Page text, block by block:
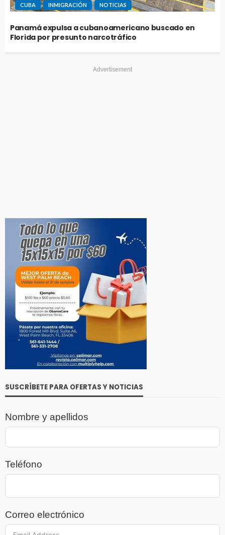
CUBA INMIGRACIÓN NOTICIAS
Panamá expulsa a cubanoamericano buscado en
Florida por presunto narcotráfico
Advertisement
SUSCRÍBETE PARA OFERTAS Y NOTICIAS
Nombre y apellidos
Teléfono
Correo electrónico